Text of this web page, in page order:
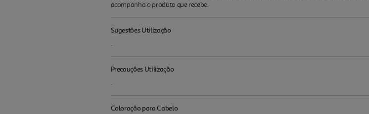
acompanha o produto que recebe.
Sugestões Utilização
.
Precauções Utilização
.
Coloração para Cabelo